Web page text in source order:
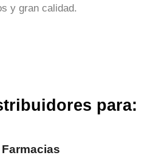
y gran calidad.
para:
Farmacias